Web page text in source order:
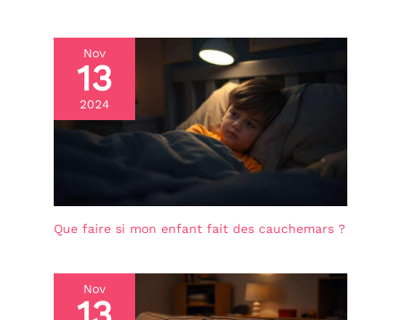
Nov
13
2024
Que faire si mon enfant fait des cauchemars ?
Nov